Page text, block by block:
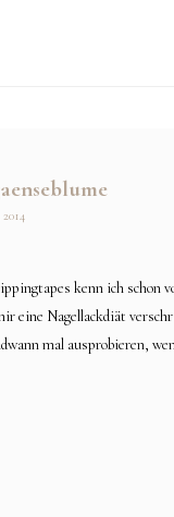
kenn ich schon
eine Nagellackdiät
mal ausprobieren,